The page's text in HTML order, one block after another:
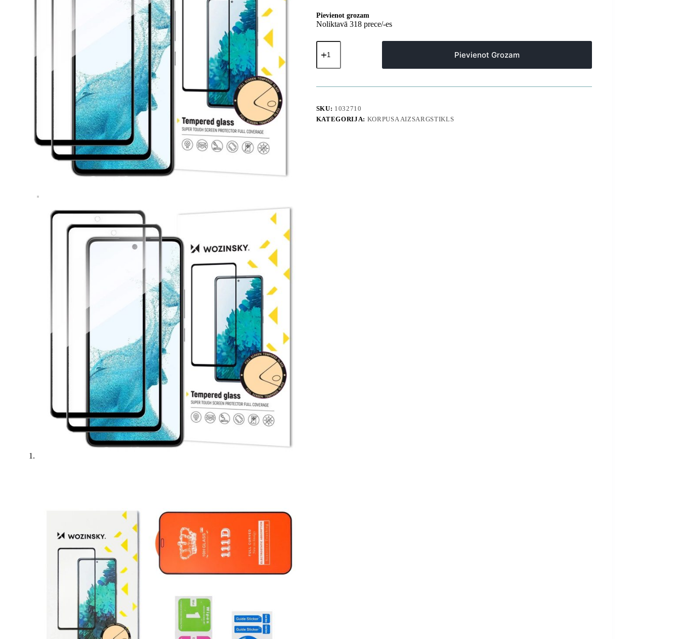
Pievienot grozam
Noliktavā 318 prece/-es
Rūdīts
stikls
Galaxy
tālrunim,
saderīgs
ar
Full
Pievienot Grozam
SKU: 1032710
KATEGORIJA: KORPUSA AIZSARGSTIKLS